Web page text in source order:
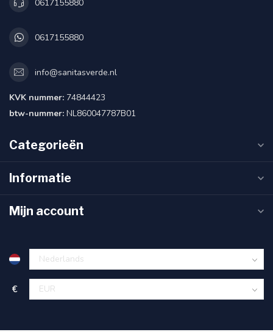
0617155880
0617155880
info@sanitasverde.nl
KVK nummer: 74844423
btw-nummer: NL860047787B01
Categorieën
Informatie
Mijn account
€